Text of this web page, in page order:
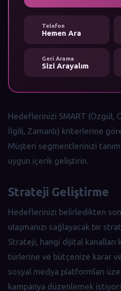
Telefon
Hemen Ara
Geri Arama
Sizi Arayalım
Hedeflerinizi SMART (Özgül,
İlgili, Zamanlı) kriterlerine
Müşteri segmentlerinizi
uygun içerik geliştirin.
Strateji Geliştirme
Hedeflerinizi belirledikten
ulaşmanızı sağlayacak bir
Strateji, hangi dijital kanalları
türlerine ve bütçenize karar
sosyal medya platformları
kampanya düzenlemek